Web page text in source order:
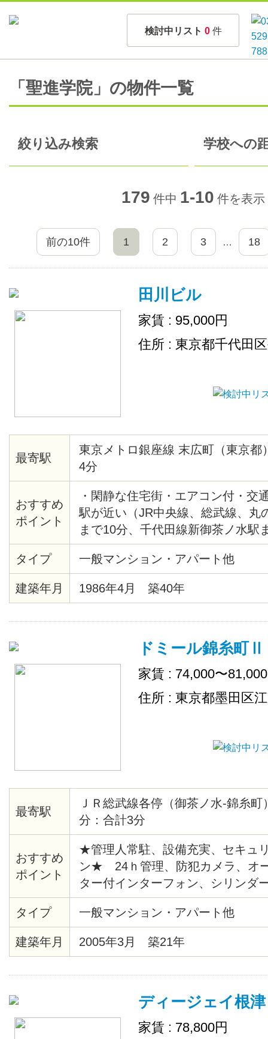
検討中リスト 0 件
「聖進学院」の物件一覧
絞り込み検索 学校への
179 件中 1-10 件を表示
前の10件 1 2 3 … 18
田川ビル
家賃 : 95,000円
住所 : 東京都千代田
最寄駅
東京メトロ銀座線 末広町（東京
4分
おすすめ
ポイント
・閑静な住宅街・エアコン付・交
駅が近い（JR中央線、総武線、丸
まで10分、千代田線新御茶ノ水駅
末広町駅まで4分、千代田線湯島
エクスプレス、JR総武線秋葉原駅
タイプ 一般マンション・アパート他
建築年月 1986年4月 築40年
ドミール錦糸町Ⅱ
家賃 : 74,000〜
住所 : 東京都墨田区
最寄駅
ＪＲ総武線各停（御茶ノ水-錦糸
分：合計3分
おすすめ
ポイント
★管理人常駐、設備充実、セキュ
ン★ 24ｈ管理、防犯カメラ、オ
ター付インターフォン、シリンダ
緊急通報システム、給湯、バスト
座、システムキッチン、バルコニ
ロア、各居室照明、ピクチャーレ
システム、クローゼット、シュー
（ネット使用料不要）、２４時間
内ごみ置き場、
タイプ 一般マンション・アパート他
建築年月 2005年3月 築21年
ディージェイ根津
家賃 : 78,800円